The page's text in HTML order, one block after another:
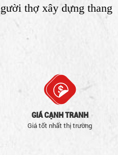
thợ xây dựng thang
GIÁ CẠNH TRANH
Giá tốt nhất thị trường